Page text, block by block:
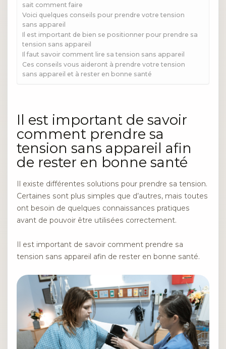
sait comment faire
Voici quelques conseils pour prendre votre tension
sans appareil
Il est important de bien se positionner pour prendre sa
tension sans appareil
Il faut savoir comment lire sa tension sans appareil
Ces conseils vous aideront à prendre votre tension
sans appareil et à rester en bonne santé
Il est important de savoir
comment prendre sa
tension sans appareil afin
de rester en bonne santé
Il existe différentes solutions pour prendre sa tension.
Certaines sont plus simples que d’autres, mais toutes
ont besoin de quelques connaissances pratiques
avant de pouvoir être utilisées correctement.
Il est important de savoir comment prendre sa
tension sans appareil afin de rester en bonne santé.